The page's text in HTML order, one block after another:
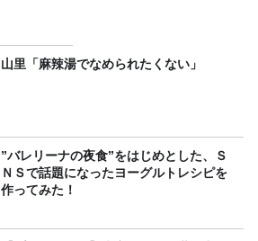
山里「麻辣湯でなめられたくない」
”バレリーナの夜食”をはじめとした、Ｓ
ＮＳで話題になったヨーグルトレシピを
作ってみた！